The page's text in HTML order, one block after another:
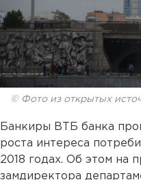
© Фото из открытых
Банкиры ВТБ банка
роста интереса
2018 годах. Об этом на
замдиректора